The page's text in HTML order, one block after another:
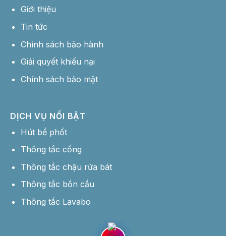
Giới thiệu
Tin tức
Chính sách bảo hành
Giải quyết khiếu nại
Chính sách bảo mật
DỊCH VỤ NỔI BẬT
Hút bể phốt
Thông tắc cống
Thông tắc chậu rửa bát
Thông tắc bồn cầu
Thông tắc Lavabo